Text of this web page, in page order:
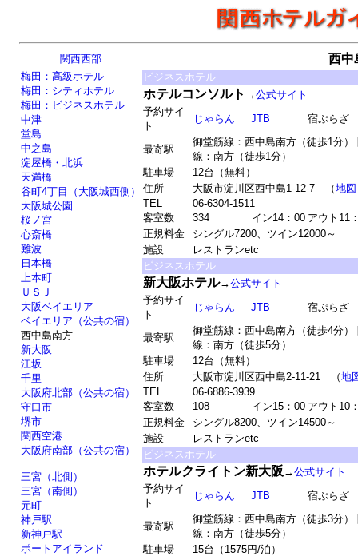
関西西部 西中
梅田：高級ホテル
梅田：シティホテル
梅田：ビジネスホテル
中津
堂島
中之島
淀屋橋・北浜
天満橋
谷町4丁目（大阪城西側）
大阪城公園
桜ノ宮
心斎橋
難波
日本橋
上本町
ＵＳＪ
大阪ベイエリア
ベイエリア（公共の宿）
西中島南方
新大阪
江坂
千里
大阪府北部（公共の宿）
守口市
堺市
関西空港
大阪府南部（公共の宿）
三宮（北側）
三宮（南側）
元町
神戸駅
新神戸駅
ポートアイランド
ビジネスホテル
ホテルコンソルト →公式サイト
予約サイ
ト
じゃらん JTB 宿ぷらざ
最寄駅
御堂筋線：西中島南方（徒歩1分）
線：南方（徒歩1分）
駐車場
12台（無料）
住所
大阪市淀川区西中島1-12-7 （地図
TEL
06-6304-1511
客室数
334 イン14：00 アウト11
正規料金
シングル7200、ツイン12000～
施設
レストランetc
ビジネスホテル
新大阪ホテル→公式サイト
予約サイ
ト
じゃらん JTB 宿ぷらざ
最寄駅
御堂筋線：西中島南方（徒歩4分）
線：南方（徒歩5分）
駐車場
12台（無料）
住所
大阪市淀川区西中島2-11-21 （地
TEL
06-6886-3939
客室数
108 イン15：00 アウト10
正規料金
シングル8200、ツイン14500～
施設
レストランetc
ビジネスホテル
ホテルクライトン新大阪 →公式サイト
予約サイ
ト
じゃらん JTB 宿ぷらざ
最寄駅
御堂筋線：西中島南方（徒歩3分）
線：南方（徒歩5分）
駐車場
15台（1575円/泊）